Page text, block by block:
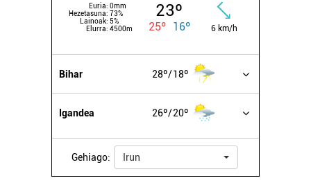
Euria: 0mm
Hezetasuna: 73%
Lainoak: 5%
Elurra: 4500m
23º
25º 16º 6 km/h
Bihar 28º 18º
Igandea 26º 20º
Gehiago: Irun